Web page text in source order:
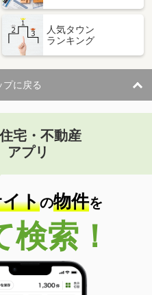
鹿児島市原良６丁目
ム
薩摩川内市中郷町
町
いちき串木野市東島平町
人気タウン
ランキング
プに戻る
宅・不動産
アプリ
トの物件を
検索！